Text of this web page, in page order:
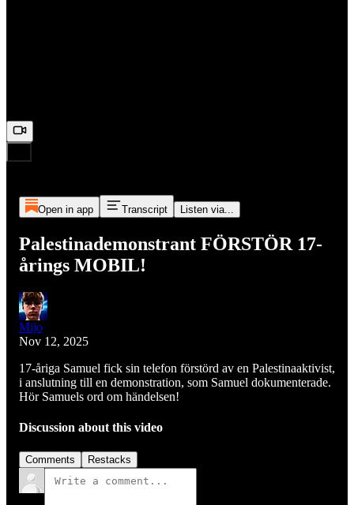
Open in app Transcript Listen via...
Palestinademonstrant FÖRSTÖR 17-
årings MOBIL!
Mijo
Nov 12, 2025
17-åriga Samuel fick sin telefon förstörd av en Palestinaaktivist,
i anslutning till en demonstration, som Samuel dokumenterade.
Hör Samuels ord om händelsen!
Discussion about this video
Comments Restacks